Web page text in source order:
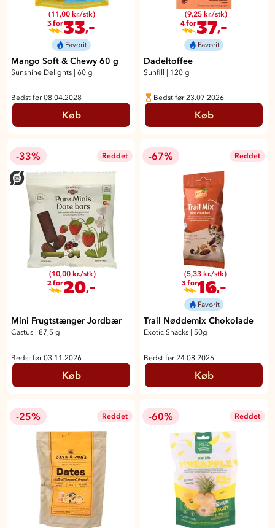
(11,00 kr./stk)
3 for33 ,-
Favorit
Mango Soft & Chewy 60 g
Sunshine Delights | 60 g
Bedst før 08.04.2028
Køb
(9,25 kr./stk)
4 for37 ,-
Favorit
Dadeltoffee
Sunfill | 120 g
Bedst før 23.07.2026
Køb
-33% Reddet
(10,00 kr./stk)
2 for20,-
Mini Frugtstænger Jordbær
Castus 87,5 g
Bedst før 03.11.2026
Køb
-67% Reddet
(5,33 kr./stk)
3 for16,-
Favorit
Trail Nøddemix Chokolade
Exotic Snacks 50g
Bedst før 24.08.2026
Køb
-25% Reddet -60% Reddet